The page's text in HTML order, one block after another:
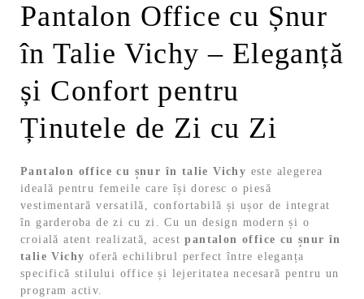
Pantalon Office cu Șnur
în Talie Vichy – Eleganță
și Confort pentru
Ținutele de Zi cu Zi
Pantalon office cu șnur în talie Vichy este alegerea
ideală pentru femeile care își doresc o piesă
vestimentară versatilă, confortabilă și ușor de integrat
în garderoba de zi cu zi. Cu un design modern și o
croială atent realizată, acestpantalon office cu șnur în
talie Vichy oferă echilibrul perfect între eleganța
specifică stilului office și lejeritatea necesară pentru un
program activ.